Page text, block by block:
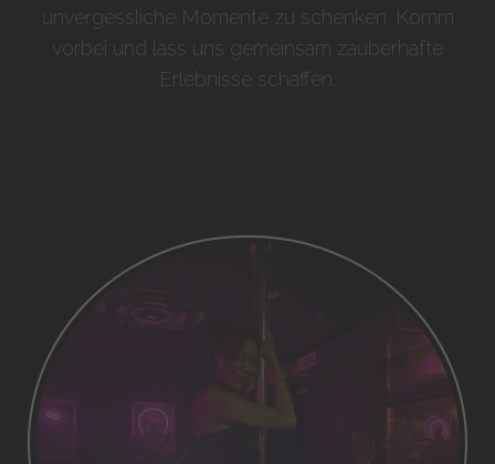
unvergessliche Momente zu schenken. Komm
vorbei und lass uns gemeinsam zauberhafte
Erlebnisse schaffen.